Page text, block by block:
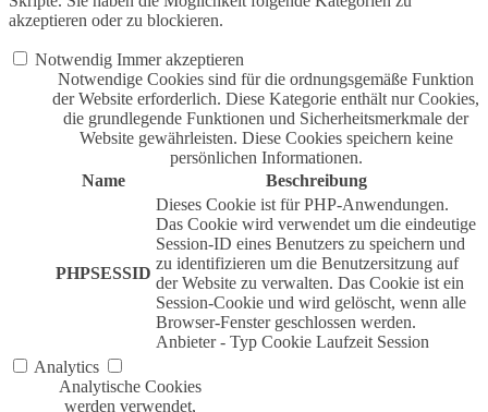
akzeptieren oder zu blockieren.
Notwendig Immer akzeptieren
Notwendige Cookies sind für die ordnungsgemäße Funktion
der Website erforderlich. Diese Kategorie enthält nur Cookies,
die grundlegende Funktionen und Sicherheitsmerkmale der
Website gewährleisten. Diese Cookies speichern keine
persönlichen Informationen.
Name
Beschreibung
PHPSESSID
Dieses Cookie ist für PHP-Anwendungen.
Das Cookie wird verwendet um die eindeutige
Session-ID eines Benutzers zu speichern und
zu identifizieren um die Benutzersitzung auf
der Website zu verwalten. Das Cookie ist ein
Session-Cookie und wird gelöscht, wenn alle
Browser-Fenster geschlossen werden.
Anbieter - Typ Cookie Laufzeit Session
Analytics
Analytische Cookies
werden verwendet,